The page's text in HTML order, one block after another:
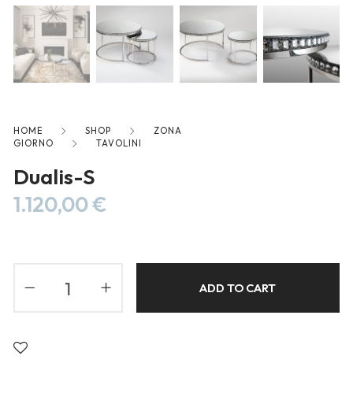
like you get projects done
faster.
Careers
HOME SHOP
ZONA
GIORNO
TAVOLINI
Dualis-S
1.120,00€
ADD TO CART